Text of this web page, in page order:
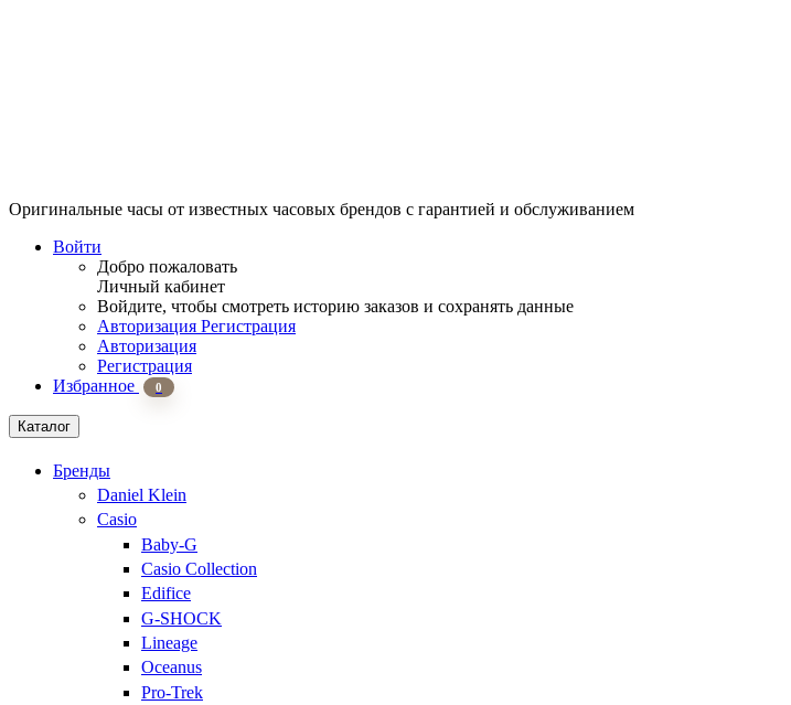
Оригинальные часы от известных часовых брендов с гарантией и обслуживанием
Войти
Добро пожаловать
Личный кабинет
Войдите, чтобы смотреть историю заказов и сохранять данные
Авторизация Регистрация
Авторизация
Регистрация
Избранное
0
Каталог
Бренды
Daniel Klein
Casio
Baby-G
Casio Collection
Edifice
G-SHOCK
Lineage
Oceanus
Pro-Trek